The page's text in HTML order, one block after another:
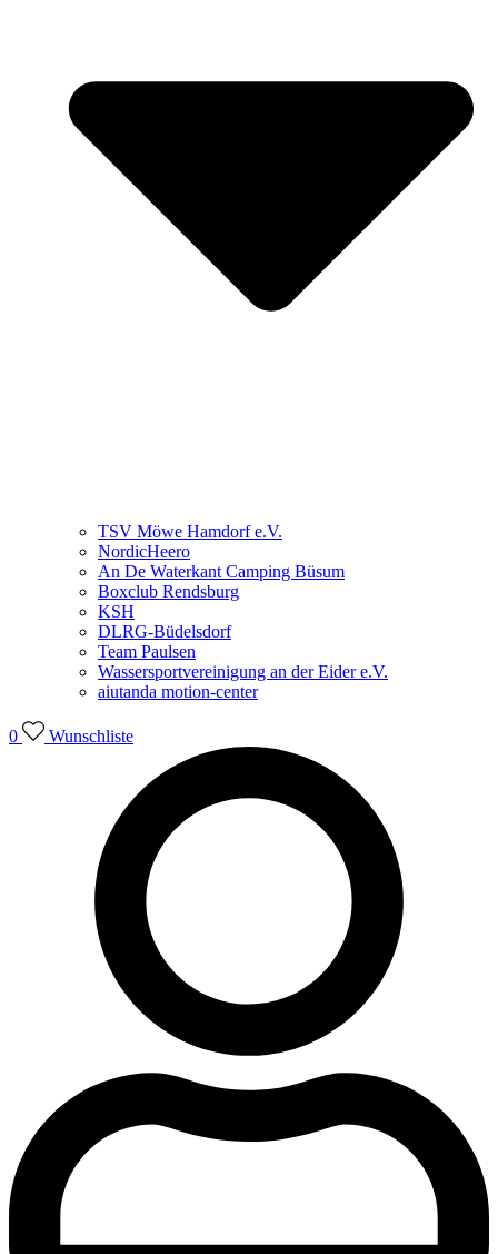
TSV Möwe Hamdorf e.V.
NordicHeero
An De Waterkant Camping Büsum
Boxclub Rendsburg
KSH
DLRG-Büdelsdorf
Team Paulsen
Wassersportvereinigung an der Eider e.V.
aiutanda motion-center
0 Wunschliste